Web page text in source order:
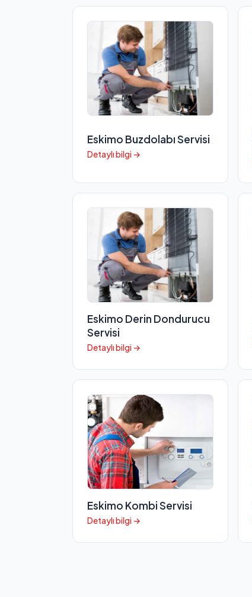
Eskimo Buzdolabı Servisi
Detaylı bilgi →
Eskimo Derin Dondurucu
Servisi
Detaylı bilgi →
Eskimo Kombi Servisi
Detaylı bilgi →